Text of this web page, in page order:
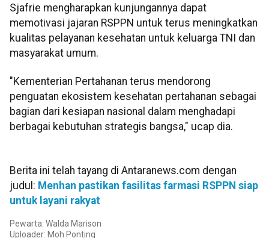
Sjafrie mengharapkan kunjungannya dapat
memotivasi jajaran RSPPN untuk terus meningkatkan
kualitas pelayanan kesehatan untuk keluarga TNI dan
masyarakat umum.
"Kementerian Pertahanan terus mendorong
penguatan ekosistem kesehatan pertahanan sebagai
bagian dari kesiapan nasional dalam menghadapi
berbagai kebutuhan strategis bangsa," ucap dia.
Berita ini telah tayang di Antaranews.com dengan
judul: Menhan pastikan fasilitas farmasi RSPPN siap
untuk layani rakyat
Pewarta: Walda Marison
Uploader: Moh Ponting